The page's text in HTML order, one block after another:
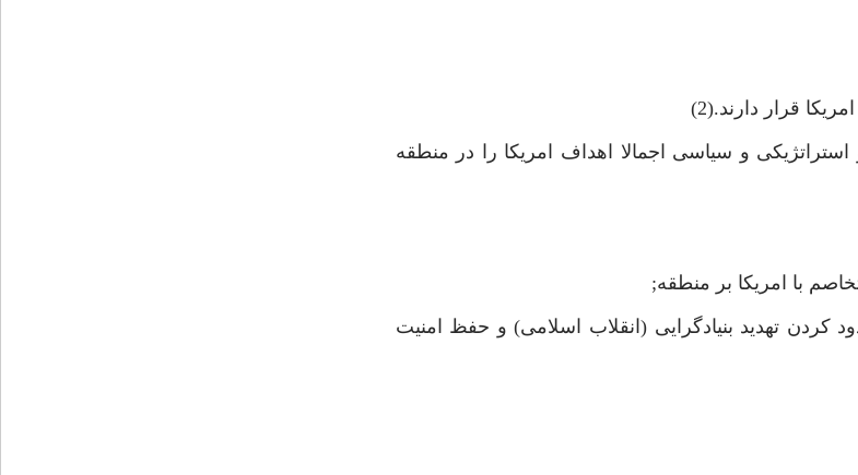
و سياسى اجمالا اهداف امريكا را در منطقه
با امريكا بر منطقه;
تهديد بنيادگرايى (انقلاب اسلامى) و حفظ امنيت